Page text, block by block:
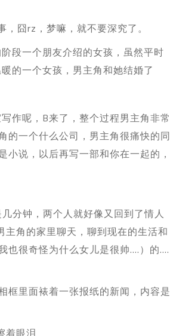
囧rz，梦嘛，就不要深究了。
段一个朋友介绍的女孩，虽然平时
的一个女孩，男主角和她结婚了
作呢，B来了，整个过程男主角非常
的一个什么公司，男主角很痛快的同
说，以后再写一部和你在一起的，
分钟，两个人就好像又回到了情人
角的家里聊天，聊到现在的生活和
也很奇怪为什么女儿是很帅….）的….
框里面裱着一张报纸的新闻，内容是
着眼泪